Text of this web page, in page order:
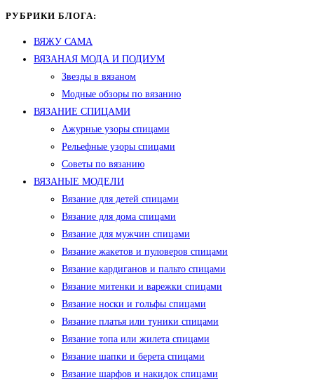
РУБРИКИ БЛОГА:
ВЯЖУ САМА
ВЯЗАНАЯ МОДА И ПОДИУМ
Звезды в вязаном
Модные обзоры по вязанию
ВЯЗАНИЕ СПИЦАМИ
Ажурные узоры спицами
Рельефные узоры спицами
Советы по вязанию
ВЯЗАНЫЕ МОДЕЛИ
Вязание для детей спицами
Вязание для дома спицами
Вязание для мужчин спицами
Вязание жакетов и пуловеров спицами
Вязание кардиганов и пальто спицами
Вязание митенки и варежки спицами
Вязание носки и гольфы спицами
Вязание платья или туники спицами
Вязание топа или жилета спицами
Вязание шапки и берета спицами
Вязание шарфов и накидок спицами